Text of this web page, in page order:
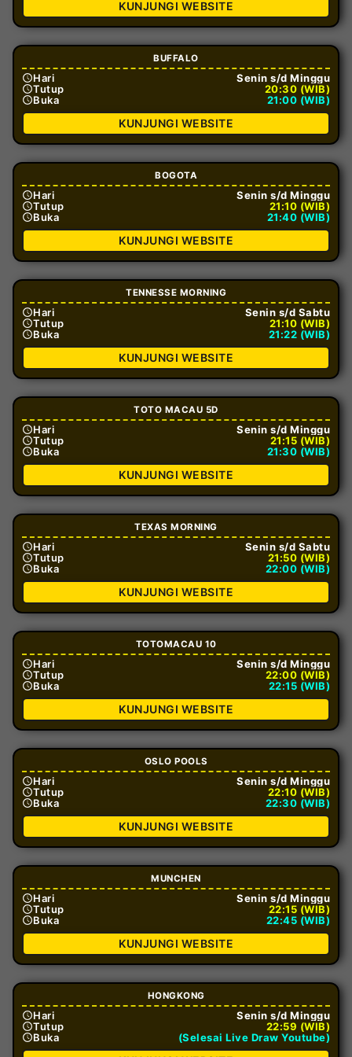
KUNJUNGI WEBSITE
BUFFALO
Hari
Senin s/d Minggu
Tutup
20:30 (WIB)
Buka
21:00 (WIB)
KUNJUNGI WEBSITE
BOGOTA
Hari
Senin s/d Minggu
Tutup
21:10 (WIB)
Buka
21:40 (WIB)
KUNJUNGI WEBSITE
TENNESSE MORNING
Hari
Senin s/d Sabtu
Tutup
21:10 (WIB)
Buka
21:22 (WIB)
KUNJUNGI WEBSITE
TOTO MACAU 5D
Hari
Senin s/d Minggu
Tutup
21:15 (WIB)
Buka
21:30 (WIB)
KUNJUNGI WEBSITE
TEXAS MORNING
Hari
Senin s/d Sabtu
Tutup
21:50 (WIB)
Buka
22:00 (WIB)
KUNJUNGI WEBSITE
TOTOMACAU 10
Hari
Senin s/d Minggu
Tutup
22:00 (WIB)
Buka
22:15 (WIB)
KUNJUNGI WEBSITE
OSLO POOLS
Hari
Senin s/d Minggu
Tutup
22:10 (WIB)
Buka
22:30 (WIB)
KUNJUNGI WEBSITE
MUNCHEN
Hari
Senin s/d Minggu
Tutup
22:15 (WIB)
Buka
22:45 (WIB)
KUNJUNGI WEBSITE
HONGKONG
Hari
Senin s/d Minggu
Tutup
22:59 (WIB)
Buka
(Selesai Live Draw Youtube)